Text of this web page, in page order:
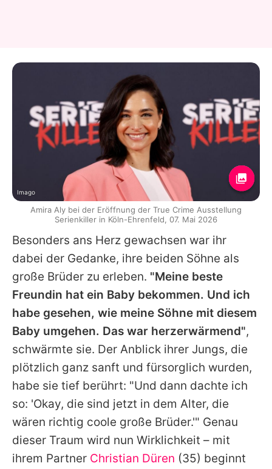
Besonders ans Herz gewachsen war ihr
dabei der Gedanke, ihre beiden Söhne als
große Brüder zu erleben. "Meine beste
Freundin hat ein Baby bekommen. Und ich
habe gesehen, wie meine Söhne mit diesem
Baby umgehen. Das war herzerwärmend",
schwärmte sie. Der Anblick ihrer Jungs, die
plötzlich ganz sanft und fürsorglich wurden,
habe sie tief berührt: "Und dann dachte ich
so: 'Okay, die sind jetzt in dem Alter, die
wären richtig coole große Brüder.'" Genau
dieser Traum wird nun Wirklichkeit – mit
ihrem Partner Christian Düren (35) beginnt
Imago
Amira Aly bei der Eröffnung der True Crime Ausstellung
Serienkiller in Köln-Ehrenfeld, 07. Mai 2026